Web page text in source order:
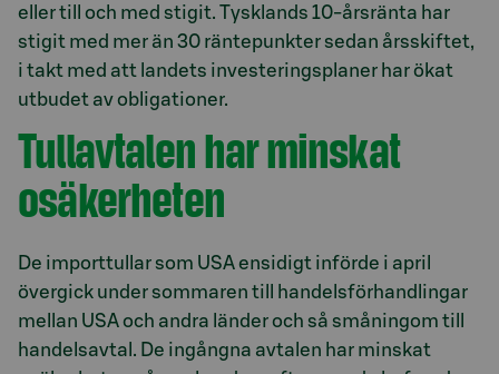
eller till och med stigit. Tysklands 10-årsränta har
stigit med mer än 30 räntepunkter sedan årsskiftet,
i takt med att landets investeringsplaner har ökat
utbudet av obligationer.
Tullavtalen har minskat
osäkerheten
De importtullar som USA ensidigt införde i april
övergick under sommaren till handelsförhandlingar
mellan USA och andra länder och så småningom till
handelsavtal. De ingångna avtalen har minskat